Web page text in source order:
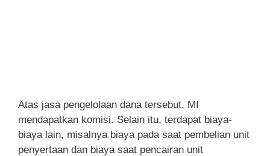
Atas jasa pengelolaan dana tersebut, MI
mendapatkan komisi. Selain itu, terdapat biaya-
biaya lain, misalnya biaya pada saat pembelian unit
penyertaan dan biaya saat pencairan unit